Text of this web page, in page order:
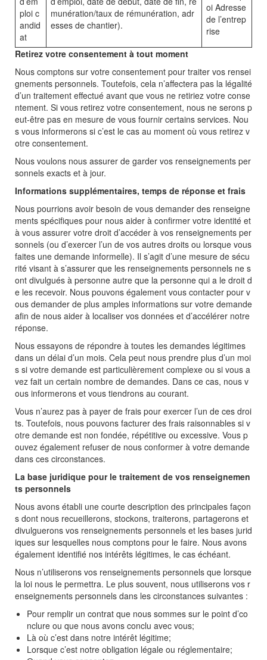
ploi c
andid
at
munération/taux de rémunération, adr
esses de chantier).
oi Adresse
de l’entrep
rise
Retirez votre consentement à tout moment
Nous comptons sur votre consentement pour traiter vos rensei
gnements personnels. Toutefois, cela n’affectera pas la légalité
d’un traitement effectué avant que vous ne retiriez votre conse
ntement. Si vous retirez votre consentement, nous ne serons p
eut-être pas en mesure de vous fournir certains services. Nou
s vous informerons si c’est le cas au moment où vous retirez v
otre consentement.
Nous voulons nous assurer de garder vos renseignements per
sonnels exacts et à jour.
Informations supplémentaires, temps de réponse et frais
Nous pourrions avoir besoin de vous demander des renseigne
ments spécifiques pour nous aider à confirmer votre identité et
à vous assurer votre droit d’accéder à vos renseignements per
sonnels (ou d’exercer l’un de vos autres droits ou lorsque vous
faites une demande informelle). Il s’agit d’une mesure de sécu
rité visant à s’assurer que les renseignements personnels ne s
ont divulgués à personne autre que la personne qui a le droit d
e les recevoir. Nous pouvons également vous contacter pour v
ous demander de plus amples informations sur votre demande
afin de nous aider à localiser vos données et d’accélérer notre
réponse.
Nous essayons de répondre à toutes les demandes légitimes
dans un délai d’un mois. Cela peut nous prendre plus d’un moi
s si votre demande est particulièrement complexe ou si vous a
vez fait un certain nombre de demandes. Dans ce cas, nous v
ous informerons et vous tiendrons au courant.
Vous n’aurez pas à payer de frais pour exercer l’un de ces droi
ts. Toutefois, nous pouvons facturer des frais raisonnables si v
otre demande est non fondée, répétitive ou excessive. Vous p
ouvez également refuser de nous conformer à votre demande
dans ces circonstances.
La base juridique pour le traitement de vos renseignemen
ts personnels
Nous avons établi une courte description des principales façon
s dont nous recueillerons, stockons, traiterons, partagerons et
divulguerons vos renseignements personnels et les bases jurid
iques sur lesquelles nous comptons pour le faire. Nous avons
également identifié nos intérêts légitimes, le cas échéant.
Nous n’utiliserons vos renseignements personnels que lorsque
la loi nous le permettra. Le plus souvent, nous utiliserons vos r
enseignements personnels dans les circonstances suivantes :
Pour remplir un contrat que nous sommes sur le point d’co
nclure ou que nous avons conclu avec vous;
Là où c’est dans notre intérêt légitime;
Lorsque c’est notre obligation légale ou réglementaire;